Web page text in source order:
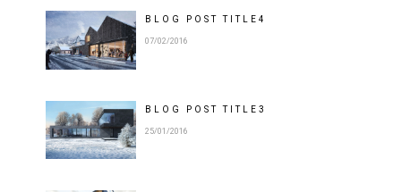
BLOG POSTTITLE4
07/02/2016
BLOG POSTTITLE3
25/01/2016